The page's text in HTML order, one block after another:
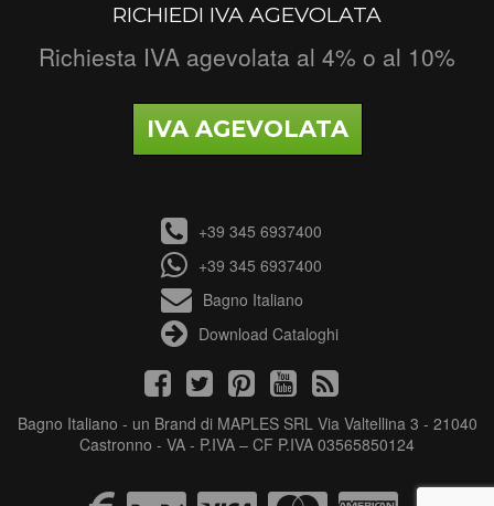
RICHIEDI IVA AGEVOLATA
Richiesta IVA agevolata al 4% o al 10%
IVA AGEVOLATA
+39 345 6937400
+39 345 6937400
Bagno Italiano
Download Cataloghi
Bagno Italiano - un Brand di MAPLES SRL Via Valtellina 3 - 21040
Castronno - VA - P.IVA – CF P.IVA 03565850124